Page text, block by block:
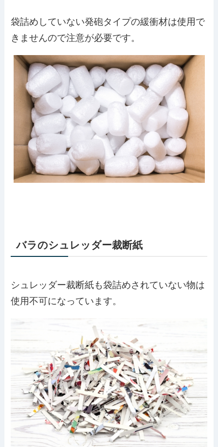
袋詰めしていない発砲タイプの緩衝材は使用で
きませんので注意が必要です。
バラのシュレッダー裁断紙
シュレッダー裁断紙も袋詰めされていない物は
使用不可になっています。